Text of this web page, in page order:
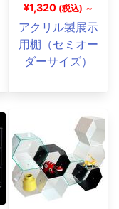
¥1,320 (税込) ～
アクリル製展示
用棚（セミオー
ダーサイズ）